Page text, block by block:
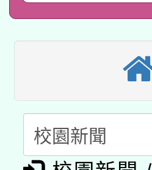
接種對象
接種之民
月28日止
業技術研
用水績優
115年8月
桃園市孔
開 智慧啟
2026年桃
「2026
關事宜
轉知教育
國立臺灣
函轉國家
轉知教育